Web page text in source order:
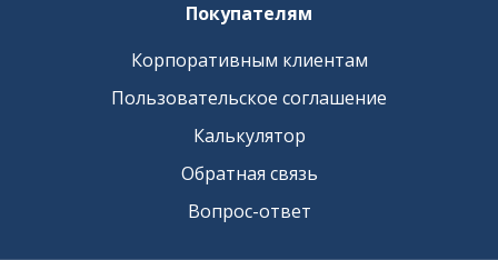
Покупателям
Корпоративным клиентам
Пользовательское соглашение
Калькулятор
Обратная связь
Вопрос-ответ